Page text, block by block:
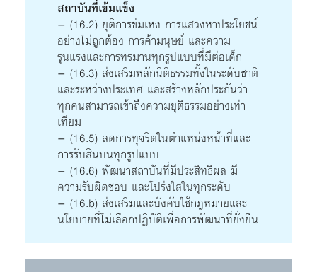
สถาบันที่เข้มแข็ง
– (16.2) ยุติการข่มเหง การแสวงหาประโยชน์
อย่างไม่ถูกต้อง การค้ามนุษย์ และความ
รุนแรงและการทรมานทุกรูปแบบที่มีต่อเด็ก
– (16.3) ส่งเสริมหลักนิติธรรมทั้งในระดับชาติ
และระหว่างประเทศ และสร้างหลักประกันว่า
ทุกคนสามารถเข้าถึงความยุติธรรมอย่างเท่า
เทียม
– (16.5) ลดการทุจริตในตำแหน่งหน้าที่และ
การรับสินบนทุกรูปแบบ
– (16.6) พัฒนาสถาบันที่มีประสิทธิผล มี
ความรับผิดชอบ และโปร่งใสในทุกระดับ
– (16.b) ส่งเสริมและบังคับใช้กฎหมายและ
นโยบายที่ไม่เลือกปฏิบัติเพื่อการพัฒนาที่ยั่งยืน